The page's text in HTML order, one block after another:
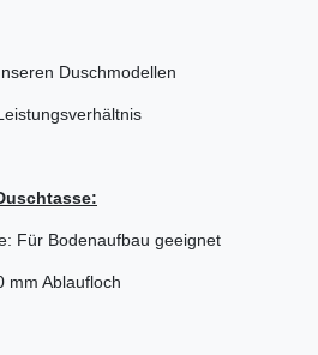
Duschmodellen
Für Bodenaufbau geeignet
mm Ablaufloch